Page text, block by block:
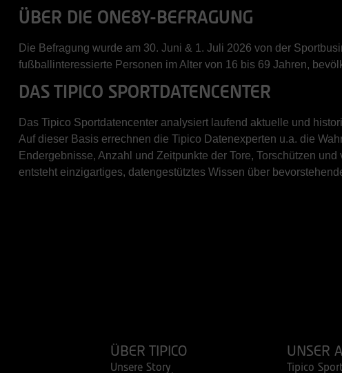
ÜBER DIE ONE8Y-BEFRAGUNG
Die Befragung wurde am 30. Juni & 1. Juli 2026 von der
fußballinteressierte Personen im Alter von 16 bis 69 Jahren,
DAS TIPICO SPORTDATENCENTER
Das Tipico Sportdatencenter analysiert laufend aktuelle und
Auf dieser Basis errechnen die Tipico Datenexperten u.a. die
Endergebnisse, Anzahl und Zeitpunkte der Tore, Torschützen
entsteht einzigartiges, datengestütztes Wissen über
ÜBER TIPICO
Unsere Story
UNSER
Tipico